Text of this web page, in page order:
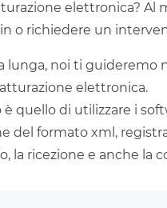
elettronica? Al
o richiedere un
lunga, noi ti
elettronica.
è quello di utilizzare i
del formato xml,
la ricezione e anche la